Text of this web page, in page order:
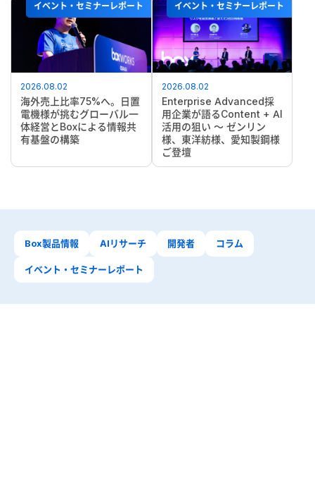
イベント・セミナーレポート
2026.08.02
海外売上比率75%へ。日置
電機様が挑むグローバル一
体経営とBoxによる情報共
有基盤の構築
イベント・セミナーレポート
2026.08.02
Enterprise Advanced採
用企業が語るContent + AI
活用の狙い ～ ゼンリン
様、東洋紡様、愛知製鋼様
ご登壇
Box製品情報 AIリサーチ 開発者 コラム
イベント・セミナーレポート